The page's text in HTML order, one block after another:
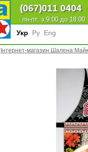
(067)011 0404
пн-пт: з 9:00 до 18:00
Укр Ру Eng
Інтернет-магазин Шалена